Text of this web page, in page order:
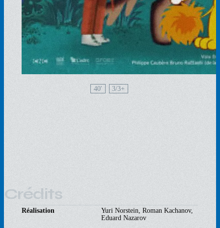
40' 3/3
Crédits
Réalisation
Yuri Norstein, Roman Kachanov,
Eduard Nazarov